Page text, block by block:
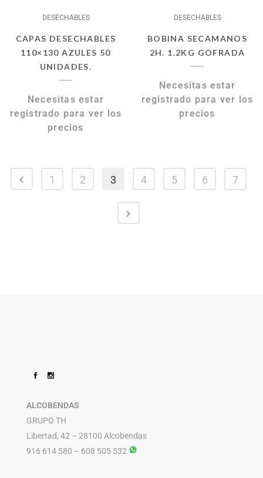
DESECHABLES
CAPAS DESECHABLES
110×130 AZULES 50
UNIDADES.
Necesitas estar
registrado para ver los
precios
DESECHABLES
BOBINA SECAMANOS
2H. 1.2KG GOFRADA
Necesitas estar
registrado para ver los
precios
1 2 3 4 5 6 7
ALCOBENDAS
GRUPO TH
Libertad, 42 – 28100 Alcobendas
916 614 580 – 608 505 532